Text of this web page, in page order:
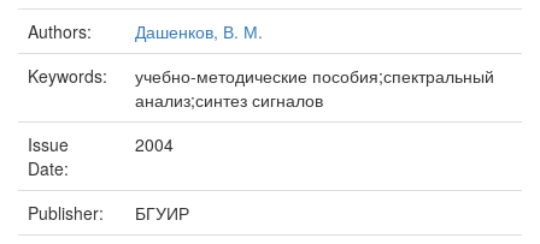
Authors:
Дашенков, В. М.
Keywords:
учебно-методические пособия;спектральный
анализ;синтез сигналов
Issue
Date:
2004
Publisher:
БГУИР